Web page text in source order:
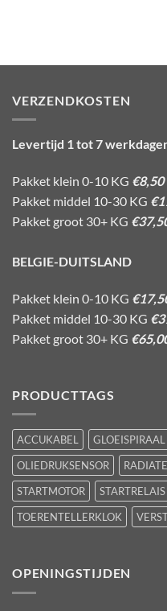
VERZENDKOSTEN
Levertijd 1 tot 7
Pakket klein 0-10 KG €8,50
Pakket middel 10-30 KG
Pakket groot 30+ KG
BELGIE-DUITSLAND
Pakket klein 0-10 KG
Pakket middel 10-30 KG
Pakket groot 30+ KG
PRODUCTTAGS
ACCUKABEL GLOEISPIRAAL
OLIEDRUKSENSOR
STARTMOTOR
STARTRELAIS
TOERENTELLERKLOK
OPENINGSTIJDEN